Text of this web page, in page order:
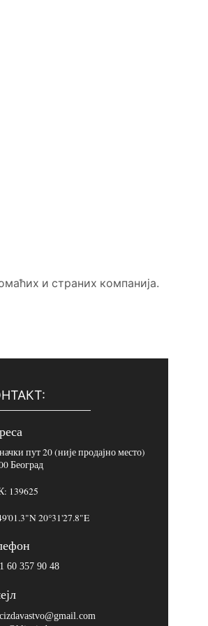
и страних компанија.
пут 20 (није продајно место)
Београд
139625
20°31'27.8"E
60 357 90 48